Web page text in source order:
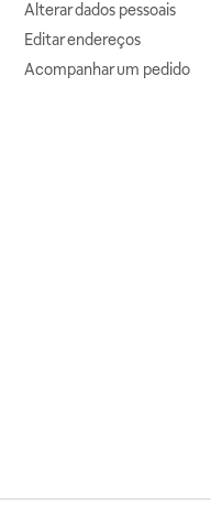
Alterar dados pessoais
Editar endereços
Acompanhar um pedido